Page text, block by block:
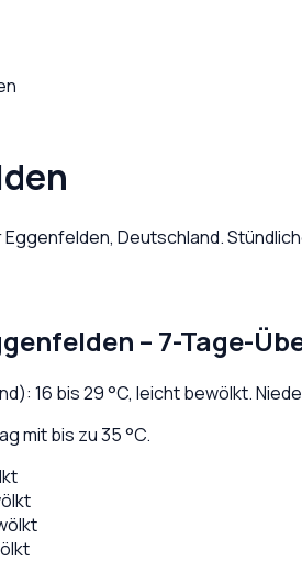
Eggenfelden, Deutschland.
– 7-Tage-
): 16 bis29°C, leicht bewölkt.
mit bis zu 35 °C.